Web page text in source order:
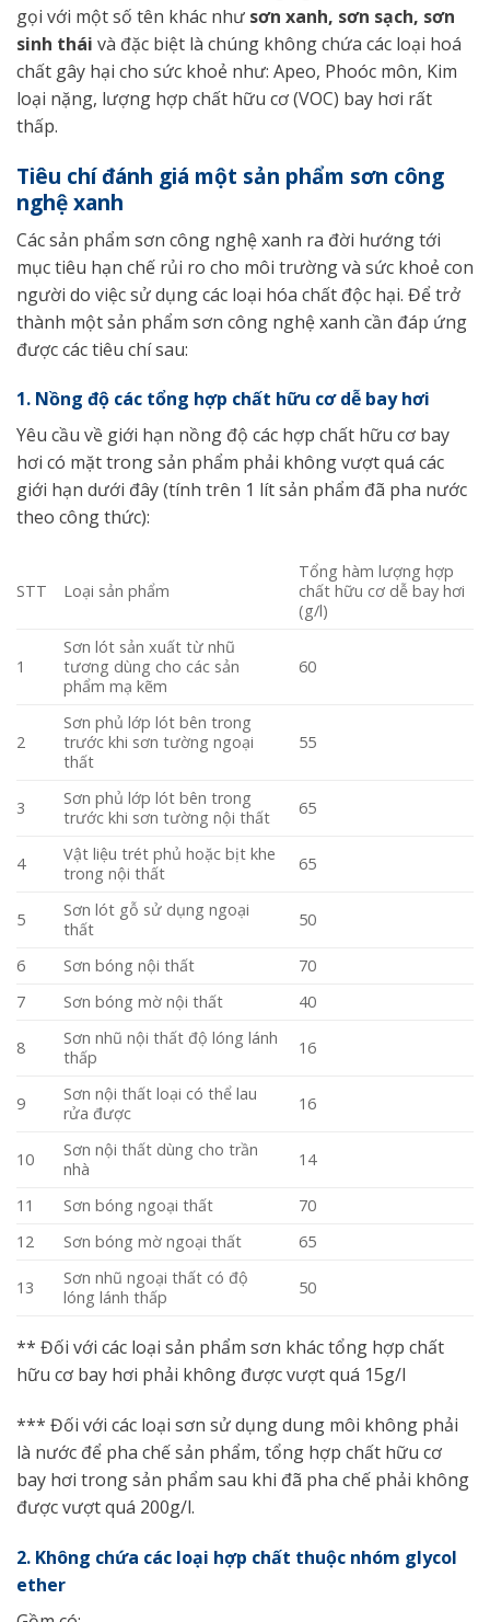
gọi với một số tên khác như sơn xanh, sơn sạch, sơn
sinh thái và đặc biệt là chúng không chứa các loại hoá
chất gây hại cho sức khoẻ như: Apeo, Phoóc môn, Kim
loại nặng, lượng hợp chất hữu cơ (VOC) bay hơi rất
thấp.
Tiêu chí đánh giá một sản phẩm sơn công
nghệ xanh
Các sản phẩm sơn công nghệ xanh ra đời hướng tới
mục tiêu hạn chế rủi ro cho môi trường và sức khoẻ con
người do việc sử dụng các loại hóa chất độc hại. Để trở
thành một sản phẩm sơn công nghệ xanh cần đáp ứng
được các tiêu chí sau:
1. Nồng độ các tổng hợp chất hữu cơ dễ bay hơi
Yêu cầu về giới hạn nồng độ các hợp chất hữu cơ bay
hơi có mặt trong sản phẩm phải không vượt quá các
giới hạn dưới đây (tính trên 1 lít sản phẩm đã pha nước
theo công thức):
STT Loại sản phẩm
Tổng hàm lượng hợp
chất hữu cơ dễ bay hơi
(g/l)
1
Sơn lót sản xuất từ nhũ
tương dùng cho các sản
phẩm mạ kẽm
60
2
Sơn phủ lớp lót bên trong
trước khi sơn tường ngoại
thất
55
3
Sơn phủ lớp lót bên trong
trước khi sơn tường nội thất
65
4
Vật liệu trét phủ hoặc bịt khe
trong nội thất
65
5
Sơn lót gỗ sử dụng ngoại
thất
50
6 Sơn bóng nội thất
70
7
Sơn bóng mờ nội thất 40
8
Sơn nhũ nội thất độ lóng lánh
thấp
16
9
Sơn nội thất loại có thể lau
rửa được
16
10
Sơn nội thất dùng cho trần
nhà
14
11 Sơn bóng ngoại thất
70
12
Sơn bóng mờ ngoại thất 65
13
Sơn nhũ ngoại thất có độ
lóng lánh thấp
50
** Đối với các loại sản phẩm sơn khác tổng hợp chất
hữu cơ bay hơi phải không được vượt quá 15g/l
*** Đối với các loại sơn sử dụng dung môi không phải
là nước để pha chế sản phẩm, tổng hợp chất hữu cơ
bay hơi trong sản phẩm sau khi đã pha chế phải không
được vượt quá 200g/l.
2. Không chứa các loại hợp chất thuộc nhóm glycol
ether